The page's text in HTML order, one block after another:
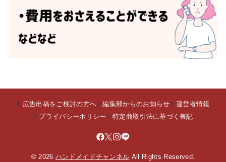
広告出稿をご検討の方へ 編集部からのお知らせ
運営者情報
プライバシーポリシー
特定商取引法に基づく表記
© 2026 ハンドメイドチャンネル All Rights Reserved.